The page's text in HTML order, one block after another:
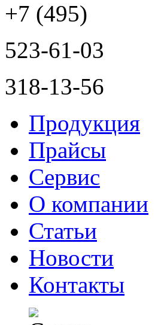
+7 (495)
523-61-03
318-13-56
Продукция
Прайсы
Сервис
О компании
Статьи
Новости
Контакты